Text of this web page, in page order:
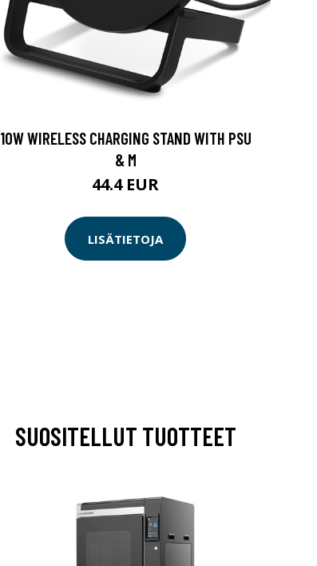
10W WIRELESS CHARGING STAND WITH PSU
& M
44.4 EUR
LISÄTIETOJA
SUOSITELLUT TUOTTEET